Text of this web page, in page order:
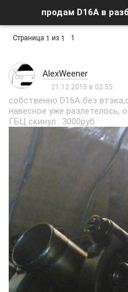
продам D16A в
Страница 1 из 1 1
AlexWeener
21.12.2015 в 02:55
собственно D16A без
навесное уже разлетелось,
ГБЦ скинул : 3000руб